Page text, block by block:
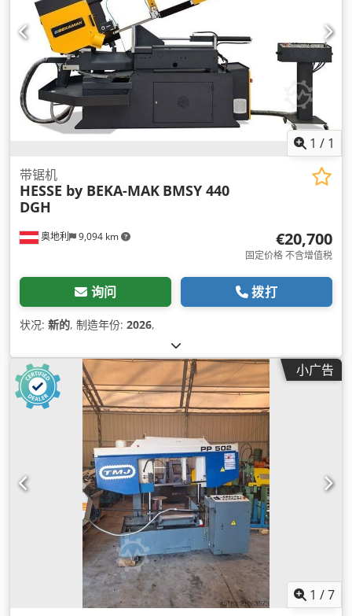
1 / 1
奥地利 9,094 km
带锯机
HESSE by BEKA-MAK BMSY 440
DGH
€20,700
固定价格 不含增值税
询问 拨打
状况: 新的, 制造年份: 2026,
小广告
1 /7